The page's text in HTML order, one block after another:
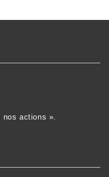
nos actions ».